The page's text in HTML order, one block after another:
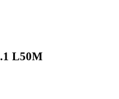
L50M